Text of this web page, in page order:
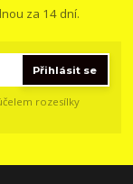
za 14 dní.
Přihlásit se
rozesílky